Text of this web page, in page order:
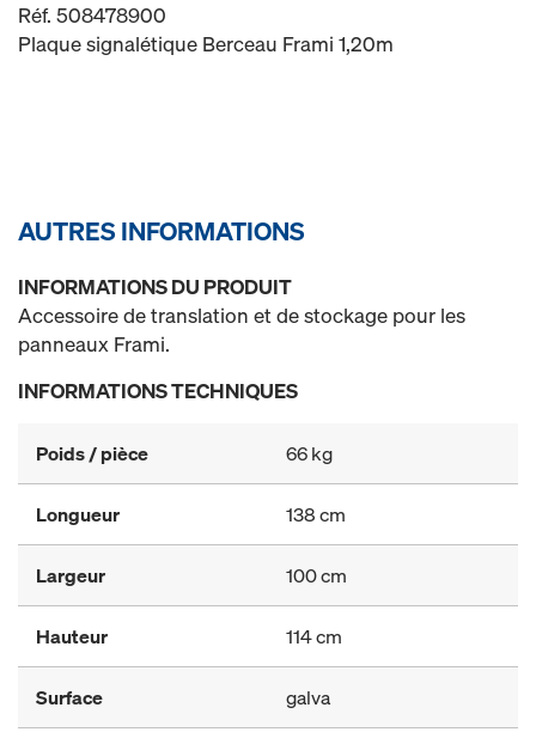
Réf. 508478900
Plaque signalétique Berceau Frami 1,20m
AUTRES INFORMATIONS
INFORMATIONS DU PRODUIT
Accessoire de translation et de stockage pour les
panneaux Frami.
INFORMATIONS TECHNIQUES
Poids / pièce 66 kg
Longueur 138 cm
Largeur 100 cm
Hauteur 114 cm
Surface galva